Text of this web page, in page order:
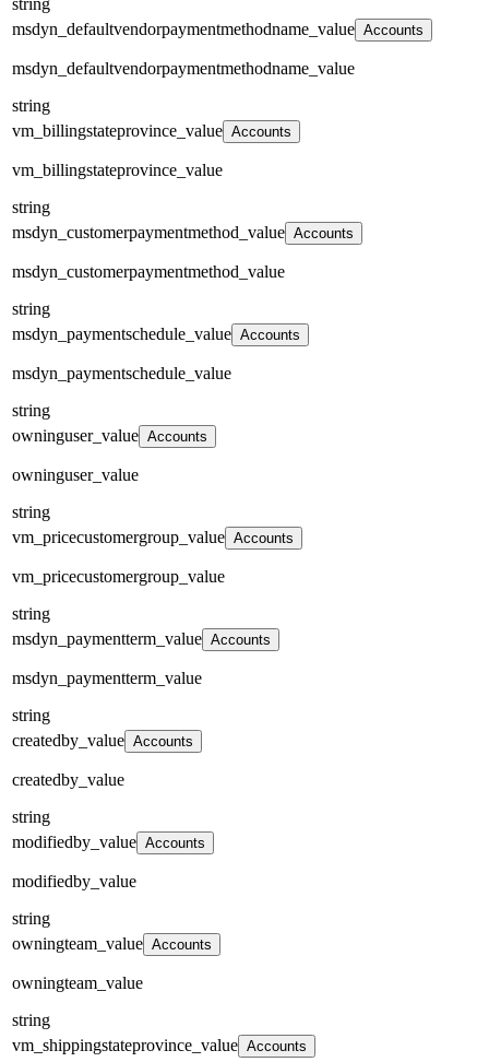
msdyn_defaultvendorpaymentmethodname_value Accounts
msdyn_defaultvendorpaymentmethodname_value
string
vm_billingstateprovince_value Accounts
vm_billingstateprovince_value
string
msdyn_customerpaymentmethod_value Accounts
msdyn_customerpaymentmethod_value
string
msdyn_paymentschedule_value Accounts
msdyn_paymentschedule_value
string
owninguser_value Accounts
owninguser_value
string
vm_pricecustomergroup_value Accounts
vm_pricecustomergroup_value
string
msdyn_paymentterm_value Accounts
msdyn_paymentterm_value
string
createdby_value Accounts
createdby_value
string
modifiedby_value Accounts
modifiedby_value
string
owningteam_value Accounts
owningteam_value
string
vm_shippingstateprovince_value Accounts